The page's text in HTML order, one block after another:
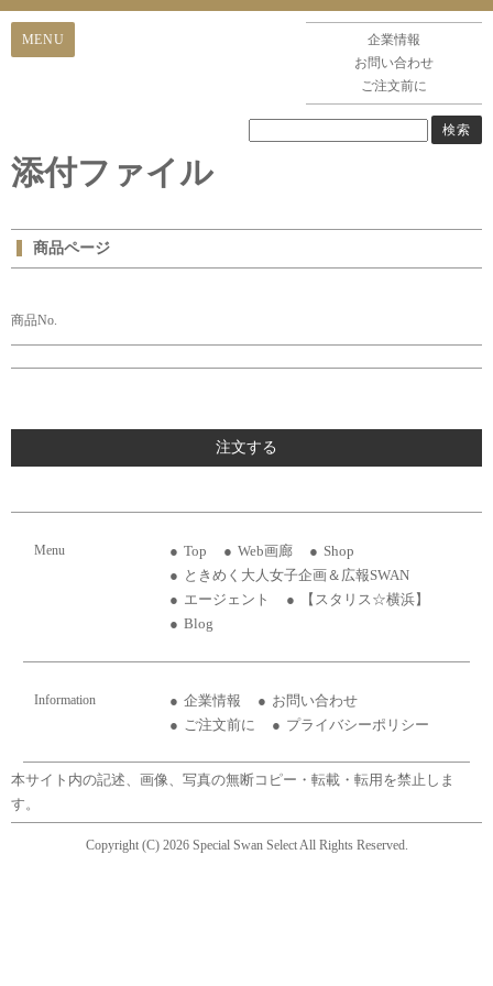
企業情報
お問い合わせ
ご注文前に
添付ファイル
商品ページ
商品No.
注文する
Menu Top Web画廊
Shop
ときめく大人女子企画＆広報SWAN
エージェント
【スタリス☆横浜】
Blog
Information 企業情報
お問い合わせ
ご注文前に
プライバシーポリシー
本サイト内の記述、画像、写真の無断コピー・転載・転用を禁止しま
す。
Copyright (C) 2026 Special Swan Select All Rights Reserved.